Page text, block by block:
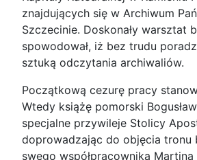
znajdujących się w Archiwum
Szczecinie. Doskonały warsztat
spowodował, iż bez trudu
sztuką odczytania archiwaliów.
Początkową cezurę pracy
Wtedy książę pomorski
specjalne przywileje Stolicy
doprowadzając do objęcia tronu
swego współpracownika Martina